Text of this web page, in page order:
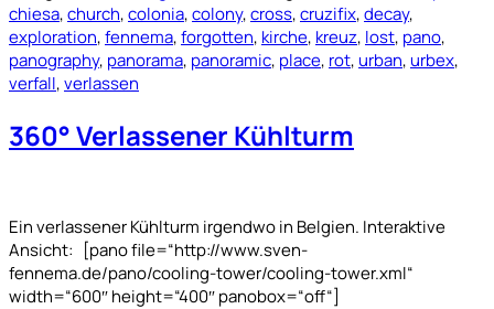
chiesa,church,colonia,colony,cross,cruzifix,decay,
exploration,fennema,forgotten, kirche, kreuz, lost, pano,
panography, panorama, panoramic, place, rot,urban,urbex,
verfall,verlassen
360° Verlassener Kühlturm
Ein verlassener Kühlturm irgendwo in Belgien. Interaktive
Ansicht: [pano file=“http://www.sven-
fennema.de/pano/cooling-tower/cooling-tower.xml“
width=“600″ height=“400″ panobox=“off“]